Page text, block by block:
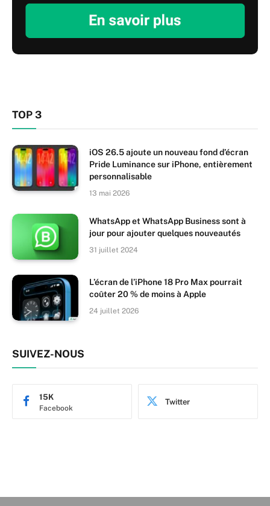
TOP 3
iOS 26.5 ajoute un nouveau fond d’écran
Pride Luminance sur iPhone, entièrement
personnalisable
13 mai 2026
WhatsApp et WhatsApp Business sont à
jour pour ajouter quelques nouveautés
31 juillet 2024
L’écran de l’iPhone 18 Pro Max pourrait
coûter 20 % de moins à Apple
24 juillet 2026
SUIVEZ-NOUS
Facebook
15K Twitter